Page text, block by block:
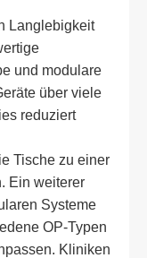
Langlebigkeit
und modulare
über viele
reduziert
Tische zu einer
Ein weiterer
Systeme
OP-Typen
Kliniken